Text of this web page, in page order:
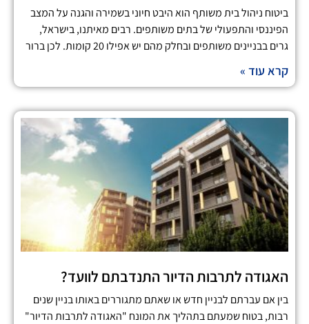
ביטוח ניהול בית משותף הוא היבט חיוני בשמירה והגנה על המצב
הפיננסי והתפעולי של בתים משותפים. רבים מאיתנו, בישראל,
גרים בבניינים משותפים ובחלק מהם יש אפילו 20 קומות. לכן ברור
קרא עוד »
האגודה לתרבות הדיור התנדבתם לוועד?
בין אם עברתם לבניין חדש או שאתם מתגוררים באותו בניין שנים
רבות, בטוח שמעתם בתהליך את המונח "האגודה לתרבות הדיור"